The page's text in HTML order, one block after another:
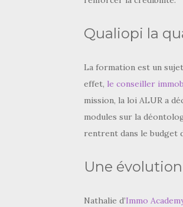
Qualiopi la
La formation est un
effet, le conseiller
mission, la loi ALUR a
modules sur la
rentrent dans le budget
Une
Nathalie d’Immo